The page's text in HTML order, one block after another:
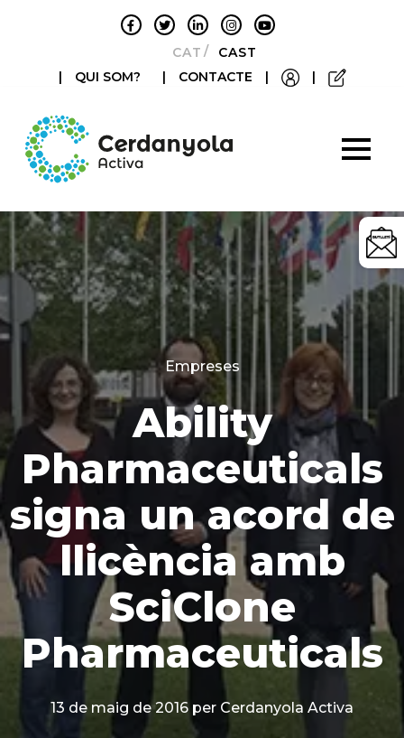
CATALÀCASTELLANO
|
QUI SOM? | CONTACTE | |
Categories
Empreses
Ability
Pharmaceuticals
signa un acord de
llicència amb
SciClone
Pharmaceuticals
13 de maig de 2016 per Cerdanyola Activa